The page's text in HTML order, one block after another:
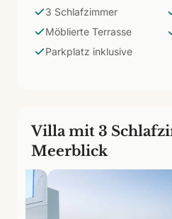
Familien von bis zu sechs
unnötige Extras
3 Schlafzimmer
Möblierte Terrasse
Parkplatz inklusive
Villa mit 3
Meerblick